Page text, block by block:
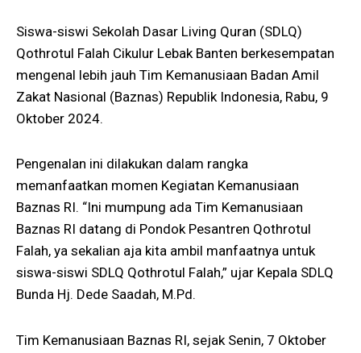
Siswa-siswi Sekolah Dasar Living Quran (SDLQ)
Qothrotul Falah Cikulur Lebak Banten berkesempatan
mengenal lebih jauh Tim Kemanusiaan Badan Amil
Zakat Nasional (Baznas) Republik Indonesia, Rabu, 9
Oktober 2024.
Pengenalan ini dilakukan dalam rangka
memanfaatkan momen Kegiatan Kemanusiaan
Baznas RI. “Ini mumpung ada Tim Kemanusiaan
Baznas RI datang di Pondok Pesantren Qothrotul
Falah, ya sekalian aja kita ambil manfaatnya untuk
siswa-siswi SDLQ Qothrotul Falah,” ujar Kepala SDLQ
Bunda Hj. Dede Saadah, M.Pd.
Tim Kemanusiaan Baznas RI, sejak Senin, 7 Oktober